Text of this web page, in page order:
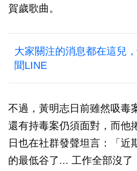
賀歲歌曲。
大家關注的消息都在這兒
聞LINE
不過，黃明志日前雖然吸毒
還有持毒案仍須面對，而他
日也在社群發聲坦言：「近
的最低谷了... 工作全部沒了